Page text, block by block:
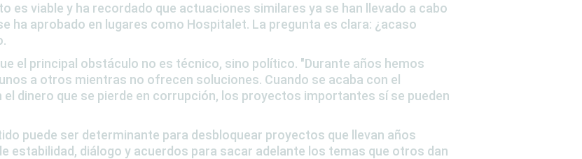
es viable y ha recordado que actuaciones similares ya se han llevado a cabo
ha aprobado en lugares como Hospitalet. La pregunta es clara: ¿acaso
el principal obstáculo no es técnico, sino político. "Durante años hemos
a otros mientras no ofrecen soluciones. Cuando se acaba con el
dinero que se pierde en corrupción, los proyectos importantes sí se pueden
puede ser determinante para desbloquear proyectos que llevan años
estabilidad, diálogo y acuerdos para sacar adelante los temas que otros dan